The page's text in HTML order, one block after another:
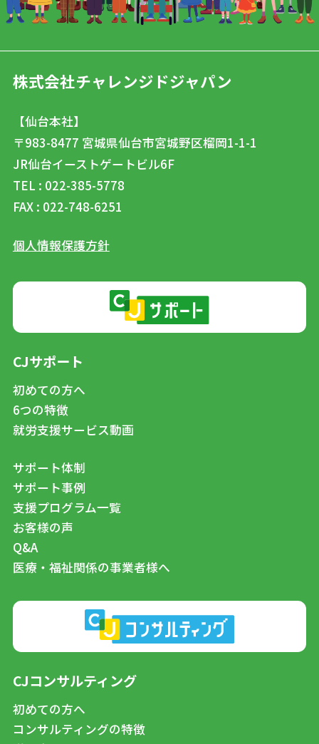
株式会社チャレンジドジャパン
【仙台本社】
〒983-8477 宮城県仙台市宮城野区榴岡1-1-1
JR仙台イーストゲートビル6F
TEL : 022-385-5778
FAX : 022-748-6251
個人情報保護方針
CJサポート
初めての方へ
6つの特徴
就労支援サービス動画
サポート体制
サポート事例
支援プログラム一覧
お客様の声
Q&A
医療・福祉関係の事業者様へ
CJコンサルティング
初めての方へ
コンサルティングの特徴